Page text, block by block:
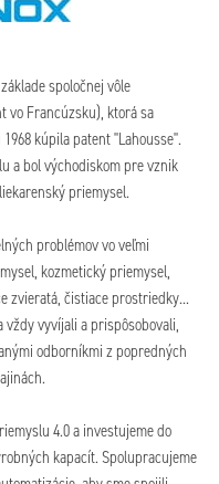
spoločnej vôle
vo Francúzsku), ktorá sa
kúpila patent "Lahousse".
a bol východiskom pre vznik
priemysel.
problémov vo veľmi
kozmetický priemysel,
zvieratá, čistiace prostriedky...
vždy vyvíjali a prispôsobovali,
odborníkmi z popredných
4.0 a investujeme do
kapacít. Spolupracujeme